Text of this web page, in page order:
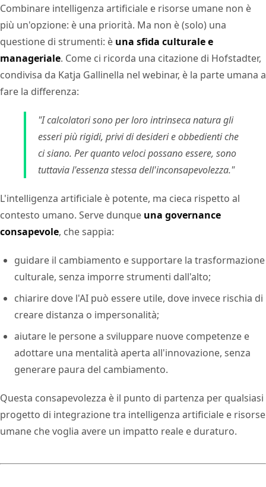
Combinare intelligenza artificiale e risorse umane non è
più un'opzione: è una priorità. Ma non è (solo) una
questione di strumenti: è una sfida culturale e
manageriale. Come ci ricorda una citazione di Hofstadter,
condivisa da Katja Gallinella nel webinar, è la parte umana a
fare la differenza:
"I calcolatori sono per loro intrinseca natura gli
esseri più rigidi, privi di desideri e obbedienti che
ci siano. Per quanto veloci possano essere, sono
tuttavia l'essenza stessa dell'inconsapevolezza."
L'intelligenza artificiale è potente, ma cieca rispetto al
contesto umano. Serve dunque una governance
consapevole, che sappia:
guidare il cambiamento e supportare la trasformazione
culturale, senza imporre strumenti dall'alto;
chiarire dove l'AI può essere utile, dove invece rischia di
creare distanza o impersonalità;
aiutare le persone a sviluppare nuove competenze e
adottare una mentalità aperta all'innovazione, senza
generare paura del cambiamento.
Questa consapevolezza è il punto di partenza per qualsiasi
progetto di integrazione tra intelligenza artificiale e risorse
umane che voglia avere un impatto reale e duraturo.